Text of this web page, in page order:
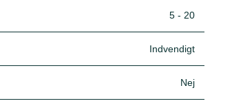
5 - 20
Indvendigt
Nej